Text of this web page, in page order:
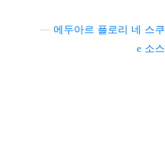
에두아르 플로리 네 스쿠
소스